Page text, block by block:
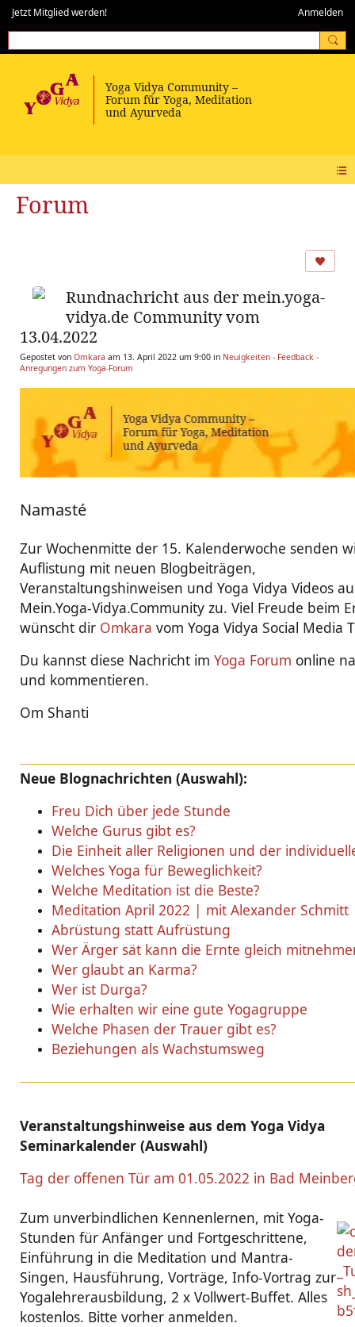
Jetzt Mitglied werden! Anmelden
Forum
Rundnachricht aus der mein.yoga-
vidya.de Community vom
13.04.2022
Gepostet von Omkara am 13. April 2022 um 9:00 in Neuigkeiten - Feedback -
Anregungen zum Yoga-Forum
Namasté
Zur Wochenmitte der 15. Kalenderwoche senden
Auflistung mit neuen Blogbeiträgen,
Veranstaltungshinweisen und Yoga Vidya Videos
Mein.Yoga-Vidya.Community zu. Viel Freude beim
wünscht dir Omkara vom Yoga Vidya Social Media
Du kannst diese Nachricht im Yoga Forum online
und kommentieren.
Om Shanti
Neue Blognachrichten (Auswahl):
Freu Dich über jede Stunde
Welche Gurus gibt es?
Die Einheit aller Religionen und der
Welches Yoga für Beweglichkeit?
Welche Meditation ist die Beste?
Meditation April 2022 | mit Alexander Schmitt
Abrüstung statt Aufrüstung
Wer Ärger sät kann die Ernte gleich
Wer glaubt an Karma?
Wer ist Durga?
Wie erhalten wir eine gute Yogagruppe
Welche Phasen der Trauer gibt es?
Beziehungen als Wachstumsweg
Veranstaltungshinweise aus dem Yoga Vidya
Seminarkalender (Auswahl)
Tag der offenen Tür am 01.05.2022 in Bad
Zum unverbindlichen Kennenlernen, mit Yoga-
Stunden für Anfänger und Fortgeschrittene,
Einführung in die Meditation und Mantra-
Singen, Hausführung, Vorträge, Info-Vortrag zur
Yogalehrerausbildung, 2 x Vollwert-Buffet. Alles
kostenlos. Bitte vorher anmelden.